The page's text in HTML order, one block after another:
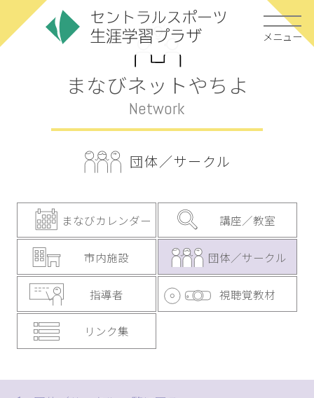
メニュー
まなびネットやちよ
Network
団体／サークル
まなびカレンダー 講座／教室
市内施設 団体／サークル
指導者 視聴覚教材
リンク集